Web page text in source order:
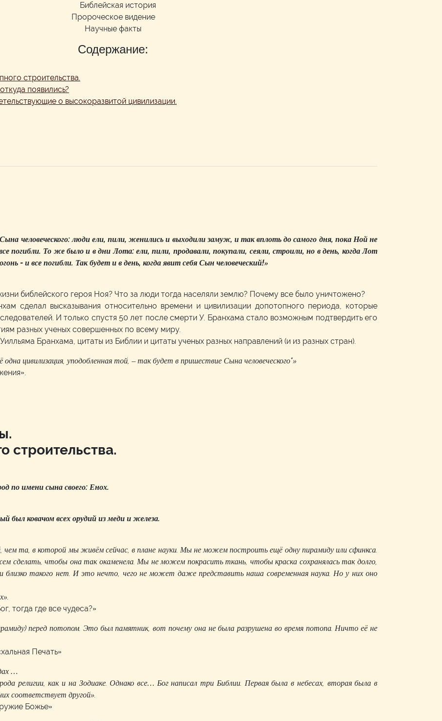
Библейская история
Пророческое видение
Научные факты
Содержание:
строительства.
появились?
о высокоразвитой цивилизации.
человеческого: люди ели, пили, женились и выходили замуж, и так вплоть до самого дня, пока Ной не
погибли. То же было и в дни Лота: ели, пили, продавали, покупали, сеяли, строили, но в день, когда Лот
- и все погибли. Так будет и в день, когда явит себя Сын человеческий!»
библейского героя Ноя? Что за люди тогда населяли землю? Почему все было уничтожено?
сделал высказывания относительно времени и цивилизации допотопного периода, которые
И только спустя 50 лет после смерти У. Бранхама стало возможным подтвердить его
разных ученых совершенных по всему миру.
Бранхама, цитаты из Библии и цитаты ученых разных направлений (и из разных стран).
цивилизация, уподобленная той, – так будет в пришествие Сына человеческого"»
строительства.
по имени сына своего: Енох.
был ковачом всех орудий из меди и железа.
чем та, в которой мы живём сейчас, в плане науки. Мы не можем построить ещё одну пирамиду или сфинкса.
сделать, чтобы она так окаменела. Мы не можем покрасить ткань, чтобы краска сохранялась так долго,
близко такого нет. И это нечто, чего не может даже представить наша современная наука. Но у них оно
тогда где все чудеса?»
перед потопом. Это был памятник, вот почему она не была разрушена во время потопа. Ничто её не
Печать»
…
религии, как и на Зодиаке. Однако все… Бог написал три Библии. Первая была в небесах, вторая была в
соответствует другой».
Божье»